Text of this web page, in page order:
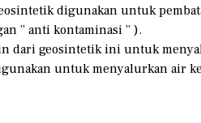
digunakan untuk
” anti kontaminasi ” ).
dari geosintetik ini untuk
untuk menyalurkan air